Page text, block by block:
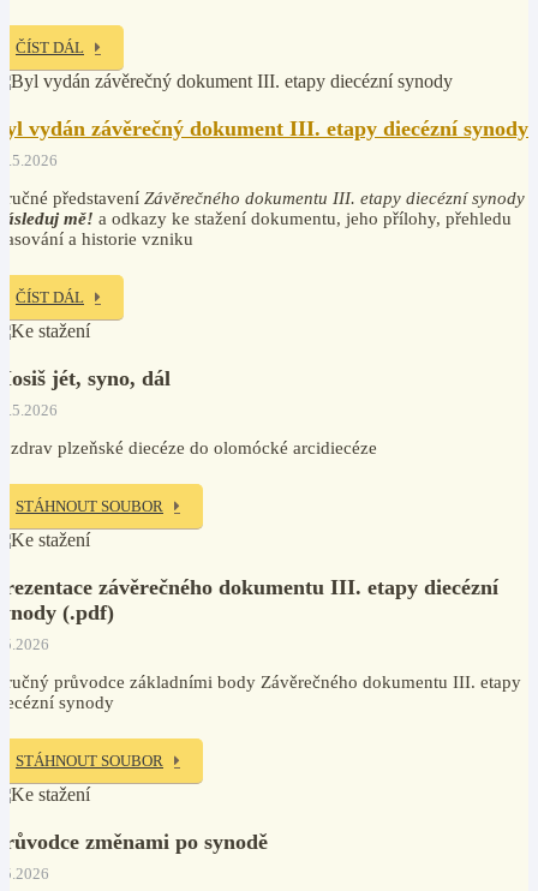
ČÍST DÁL
vydán závěrečný dokument III. etapy diecézní synody
představení Závěrečného dokumentu III. etapy diecézní synody
mě! a odkazy ke stažení dokumentu, jeho přílohy, přehledu
a historie vzniku
ČÍST DÁL
jét, syno, dál
plzeňské diecéze do olomócké arcidiecéze
STÁHNOUT SOUBOR
závěrečného dokumentu III. etapy diecézní
(.pdf)
průvodce základními body Závěrečného dokumentu III. etapy
synody
STÁHNOUT SOUBOR
změnami po synodě